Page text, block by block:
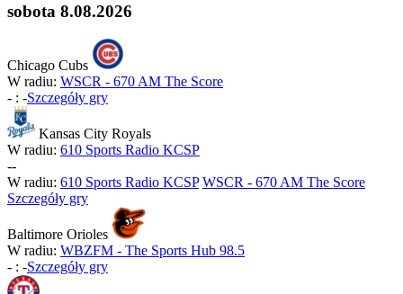
sobota 8.08.2026
Chicago Cubs
W radiu: WSCR - 670 AM The Score
- : -Szczegóły gry
Kansas City Royals
W radiu: 610 Sports Radio KCSP
--
W radiu: 610 Sports Radio KCSP WSCR - 670 AM The Score
Szczegóły gry
Baltimore Orioles
W radiu: WBZFM - The Sports Hub 98.5
- : -Szczegóły gry